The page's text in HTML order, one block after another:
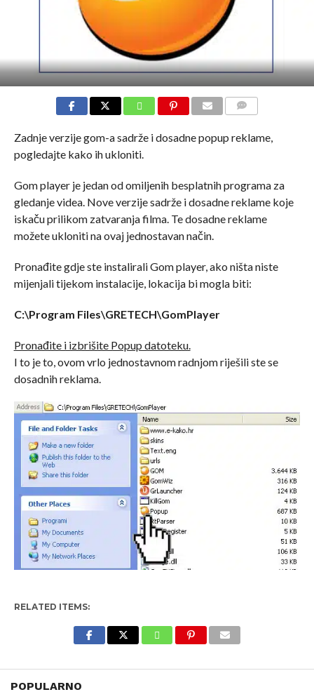
Zadnje verzije gom-a sadrže i dosadne popup reklame,
pogledajte kako ih ukloniti.
Gom player je jedan od omiljenih besplatnih programa za
gledanje videa. Nove verzije sadrže i dosadne reklame koje
iskaču prilikom zatvaranja filma. Te dosadne reklame
možete ukloniti na ovaj jednostavan način.
Pronađite gdje ste instalirali Gom player, ako ništa niste
mijenjali tijekom instalacije, lokacija bi mogla biti:
C:\Program Files\GRETECH\GomPlayer
Pronađite i izbrišite Popup datoteku.
I to je to, ovom vrlo jednostavnom radnjom riješili ste se
dosadnih reklama.
RELATED ITEMS:
POPULARNO